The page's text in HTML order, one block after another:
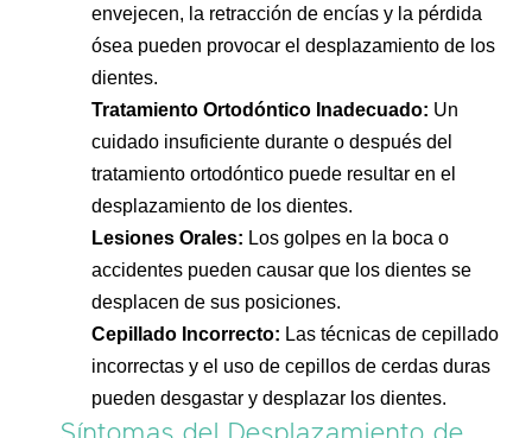
envejecen, la retracción de encías y la pérdida
ósea pueden provocar el desplazamiento de los
dientes.
Tratamiento Ortodóntico Inadecuado: Un
cuidado insuficiente durante o después del
tratamiento ortodóntico puede resultar en el
desplazamiento de los dientes.
Lesiones Orales: Los golpes en la boca o
accidentes pueden causar que los dientes se
desplacen de sus posiciones.
Cepillado Incorrecto: Las técnicas de cepillado
incorrectas y el uso de cepillos de cerdas duras
pueden desgastar y desplazar los dientes.